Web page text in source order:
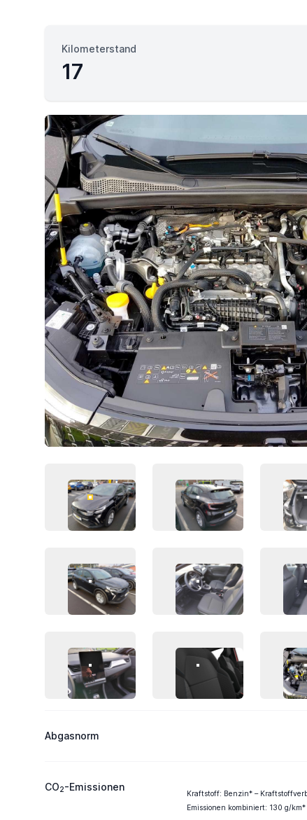
Kilometerstand
17
Abgasnorm
CO2-Emissionen
Kraftstoff: Benzin* –
Emissionen kombiniert: 130 g/
FAHRZEUG-BILD 1 FAHRZEUG-BILD 2
FAHRZEUG-BILD 5 FAHRZEUG-BILD 6
FAHRZEUG-BILD 9 FAHRZEUG-BILD 10